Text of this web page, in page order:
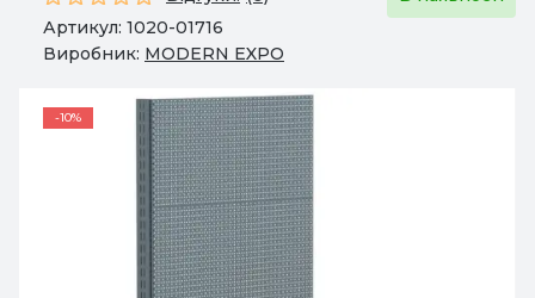
Артикул: 1020-01716
Виробник: MODERN EXPO
-10%